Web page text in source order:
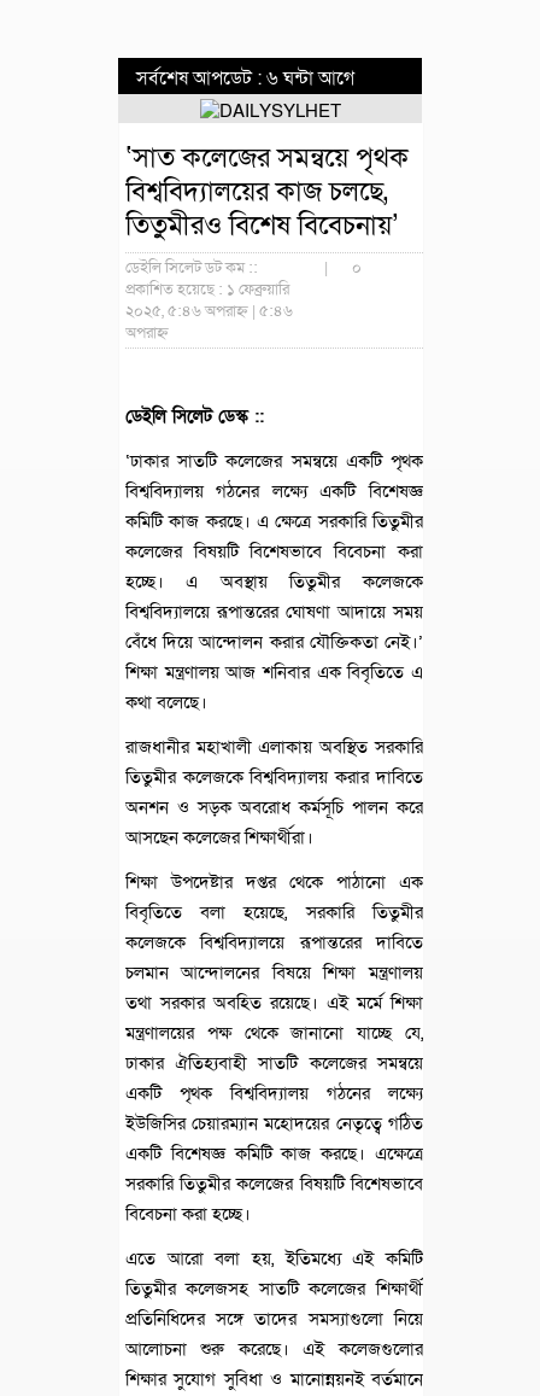
সর্বশেষ আপডেট : ৬ ঘন্টা আগে
‘সাত কলেজের সমন্বয়ে পৃথক
বিশ্ববিদ্যালয়ের কাজ চলছে,
তিতুমীরও বিশেষ বিবেচনায়’
ডেইলি সিলেট ডট কম ::
প্রকাশিত হয়েছে : ১ ফেব্রুয়ারি
২০২৫, ৫:৪৬ অপরাহ্ন | ৫:৪৬
অপরাহ্ন
| ০
ডেইলি সিলেট ডেস্ক ::
‘ঢাকার সাতটি কলেজের সমন্বয়ে একটি পৃথক
বিশ্ববিদ্যালয় গঠনের লক্ষ্যে একটি বিশেষজ্ঞ
কমিটি কাজ করছে। এ ক্ষেত্রে সরকারি তিতুমীর
কলেজের বিষয়টি বিশেষভাবে বিবেচনা করা
হচ্ছে। এ অবস্থায় তিতুমীর কলেজকে
বিশ্ববিদ্যালয়ে রূপান্তরের ঘোষণা আদায়ে সময়
বেঁধে দিয়ে আন্দোলন করার যৌক্তিকতা নেই।’
শিক্ষা মন্ত্রণালয় আজ শনিবার এক বিবৃতিতে এ
কথা বলেছে।
রাজধানীর মহাখালী এলাকায় অবস্থিত সরকারি
তিতুমীর কলেজকে বিশ্ববিদ্যালয় করার দাবিতে
অনশন ও সড়ক অবরোধ কর্মসূচি পালন করে
আসছেন কলেজের শিক্ষার্থীরা।
শিক্ষা উপদেষ্টার দপ্তর থেকে পাঠানো এক
বিবৃতিতে বলা হয়েছে, সরকারি তিতুমীর
কলেজকে বিশ্ববিদ্যালয়ে রূপান্তরের দাবিতে
চলমান আন্দোলনের বিষয়ে শিক্ষা মন্ত্রণালয়
তথা সরকার অবহিত রয়েছে। এই মর্মে শিক্ষা
মন্ত্রণালয়ের পক্ষ থেকে জানানো যাচ্ছে যে,
ঢাকার ঐতিহ্যবাহী সাতটি কলেজের সমন্বয়ে
একটি পৃথক বিশ্ববিদ্যালয় গঠনের লক্ষ্যে
ইউজিসির চেয়ারম্যান মহোদয়ের নেতৃত্বে গঠিত
একটি বিশেষজ্ঞ কমিটি কাজ করছে। এক্ষেত্রে
সরকারি তিতুমীর কলেজের বিষয়টি বিশেষভাবে
বিবেচনা করা হচ্ছে।
এতে আরো বলা হয়, ইতিমধ্যে এই কমিটি
তিতুমীর কলেজসহ সাতটি কলেজের শিক্ষার্থী
প্রতিনিধিদের সঙ্গে তাদের সমস্যাগুলো নিয়ে
আলোচনা শুরু করেছে। এই কলেজগুলোর
শিক্ষার সুযোগ সুবিধা ও মানোন্নয়নই বর্তমানে